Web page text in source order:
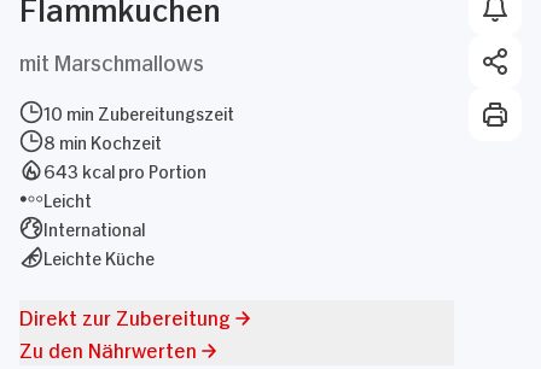
mit Marschmallows
10 min Zubereitungszeit
8 min Kochzeit
643 kcal pro Portion
Leicht
International
Leichte Küche
Direkt zur Zubereitung
Zu den Nährwerten